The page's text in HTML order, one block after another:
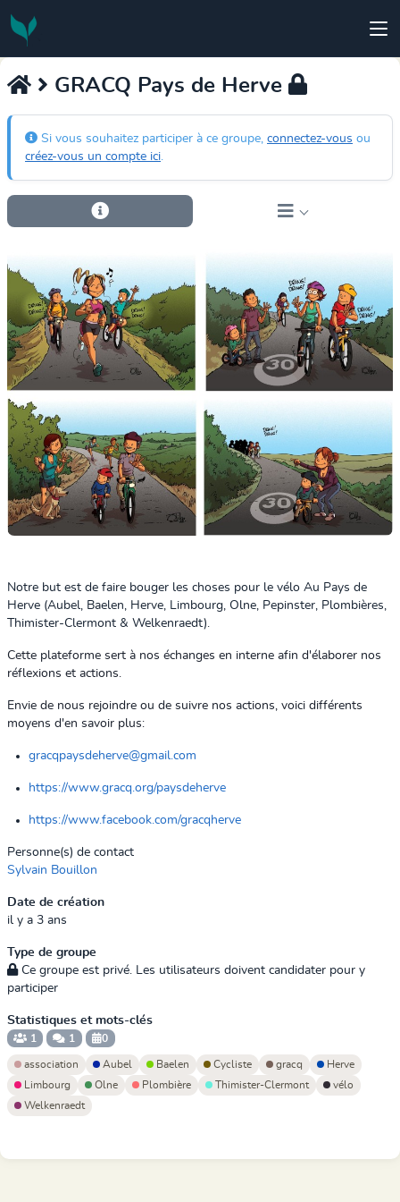
GRACQ Pays de Herve
Si vous souhaitez participer à ce groupe, connectez-vous ou
créez-vous un compte ici.
Notre but est de faire bouger les choses pour le vélo Au Pays de
Herve (Aubel, Baelen, Herve, Limbourg, Olne, Pepinster, Plombières,
Thimister-Clermont & Welkenraedt).
Cette plateforme sert à nos échanges en interne afin d'élaborer nos
réflexions et actions.
Envie de nous rejoindre ou de suivre nos actions, voici différents
moyens d'en savoir plus:
gracqpaysdeherve@gmail.com
https://www.gracq.org/paysdeherve
https://www.facebook.com/gracqherve
Personne(s) de contact
Sylvain Bouillon
Date de création
il y a 3 ans
Type de groupe
Ce groupe est privé. Les utilisateurs doivent candidater pour y
participer
Statistiques et mots-clés
1 1 0
association Aubel Baelen Cycliste gracq
Herve
Limbourg
Olne Plombière Thimister-Clermont
vélo
Welkenraedt